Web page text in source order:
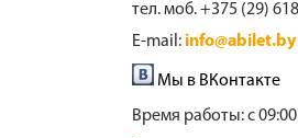
тел. моб. +375 (29)
E-mail: info@abilet.by
Мы в ВКонтакте
Время работы:с